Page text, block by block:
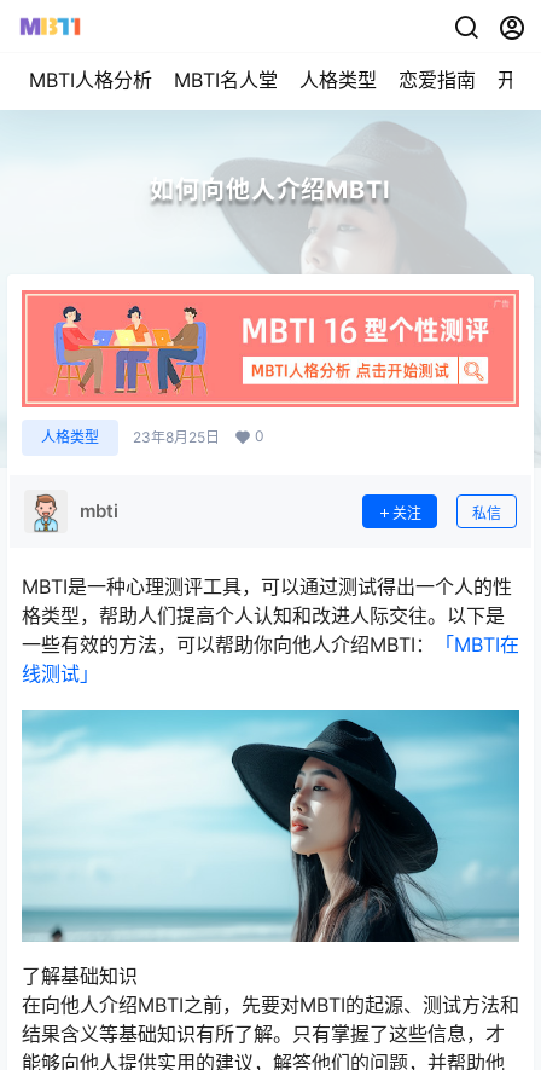
MBTI人格分析 MBTI名人堂 人格类型 恋爱指南 开始
如何向他人介绍MBTI
人格类型 23年8月25日 0
mbti 关注 私信
MBTI是一种心理测评工具，可以通过测试得出一个人的性
格类型，帮助人们提高个人认知和改进人际交往。以下是
一些有效的方法，可以帮助你向他人介绍MBTI：
「MBTI在
线测试​」
了解基础知识
在向他人介绍MBTI之前，先要对MBTI的起源、测试方法和
结果含义等基础知识有所了解。只有掌握了这些信息，才
能够向他人提供实用的建议，解答他们的问题，并帮助他